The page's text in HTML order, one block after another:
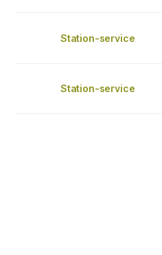
Station-service
Station-service